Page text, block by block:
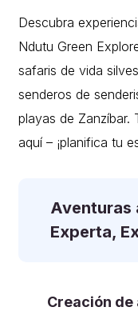
Descubra
Ndutu Green
safaris de vida
senderos de
playas de Zanzíbar.
aquí – ¡planifica tu
Aventuras
Experta,
Creación